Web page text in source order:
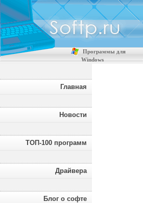
Программы для
Windows
Главная
Новости
ТОП-100 программ
Драйвера
Блог о софте